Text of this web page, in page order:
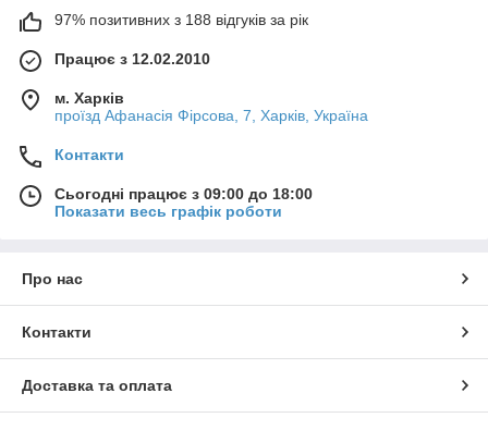
97% позитивних з 188 відгуків за рік
Працює з 12.02.2010
м. Харків
проїзд Афанасія Фірсова, 7, Харків, Україна
Контакти
Сьогодні працює з 09:00 до 18:00
Показати весь графік роботи
Про нас
Контакти
Доставка та оплата